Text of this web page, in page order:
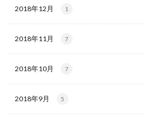
2018年12月 1
2018年11月 7
2018年10月 7
2018年9月 5